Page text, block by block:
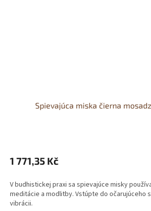
Spievajúca miska čierna
1 771,35 Kč
V budhistickej praxi sa spievajúce misky
meditácie a modlitby. Vstúpte do očarujúceho
vibrácii.